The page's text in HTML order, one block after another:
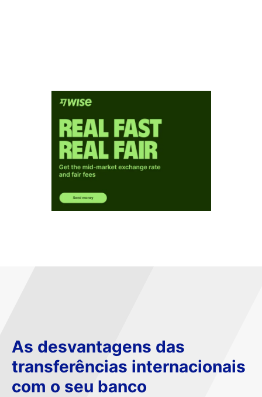
As desvantagens das
transferências internacionais
com o seu banco